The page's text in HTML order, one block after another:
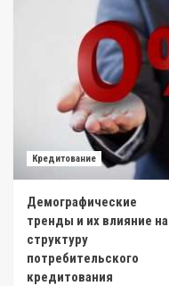
Кредитование
Демографические
тренды и их влияние на
структуру
потребительского
кредитования